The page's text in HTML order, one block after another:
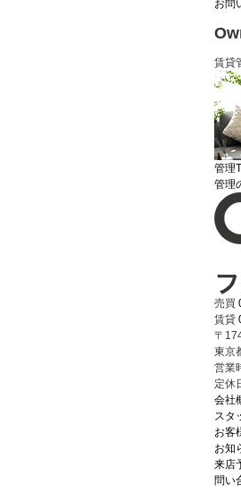
お問
賃貸
管理
管理
売買
賃貸
〒
東京
営業
定休
会社
スタ
お客
お知
来店
問い